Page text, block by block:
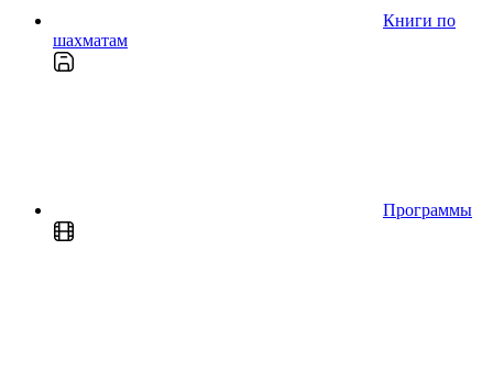
Книги по
шахматам
Программы